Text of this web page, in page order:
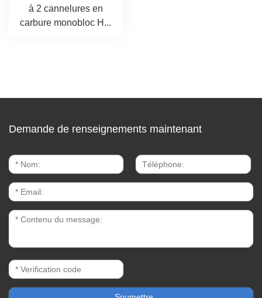
à 2 cannelures en
carbure monobloc H...
Demande de renseignements maintenant